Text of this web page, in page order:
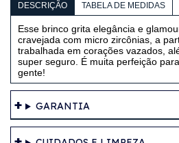
DESCRIÇÃO TABELA DE MEDIDAS
Esse brinco grita elegância e
cravejada com micro zircônias, a
trabalhada em corações vazados,
super seguro. É muita perfeição
gente!
GARANTIA